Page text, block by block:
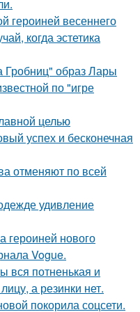
героиней весеннего
когда эстетика
Гробниц" образ Лары
по "игре
целью
успех и бесконечная
отменяют по всей
удивление
героиней нового
Vogue.
вся потненькая и
а резинки нет.
покорила соцсети.